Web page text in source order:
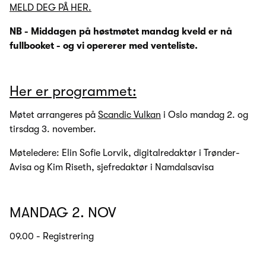
MELD DEG PÅ HER.
NB - Middagen på høstmøtet mandag kveld er nå
fullbooket - og vi opererer med venteliste.
Her er programmet:
Møtet arrangeres på Scandic Vulkan i Oslo mandag 2. og
tirsdag 3. november.
Møteledere: Elin Sofie Lorvik, digitalredaktør i Trønder-
Avisa og Kim Riseth, sjefredaktør i Namdalsavisa
MANDAG 2. NOV
09.00 - Registrering